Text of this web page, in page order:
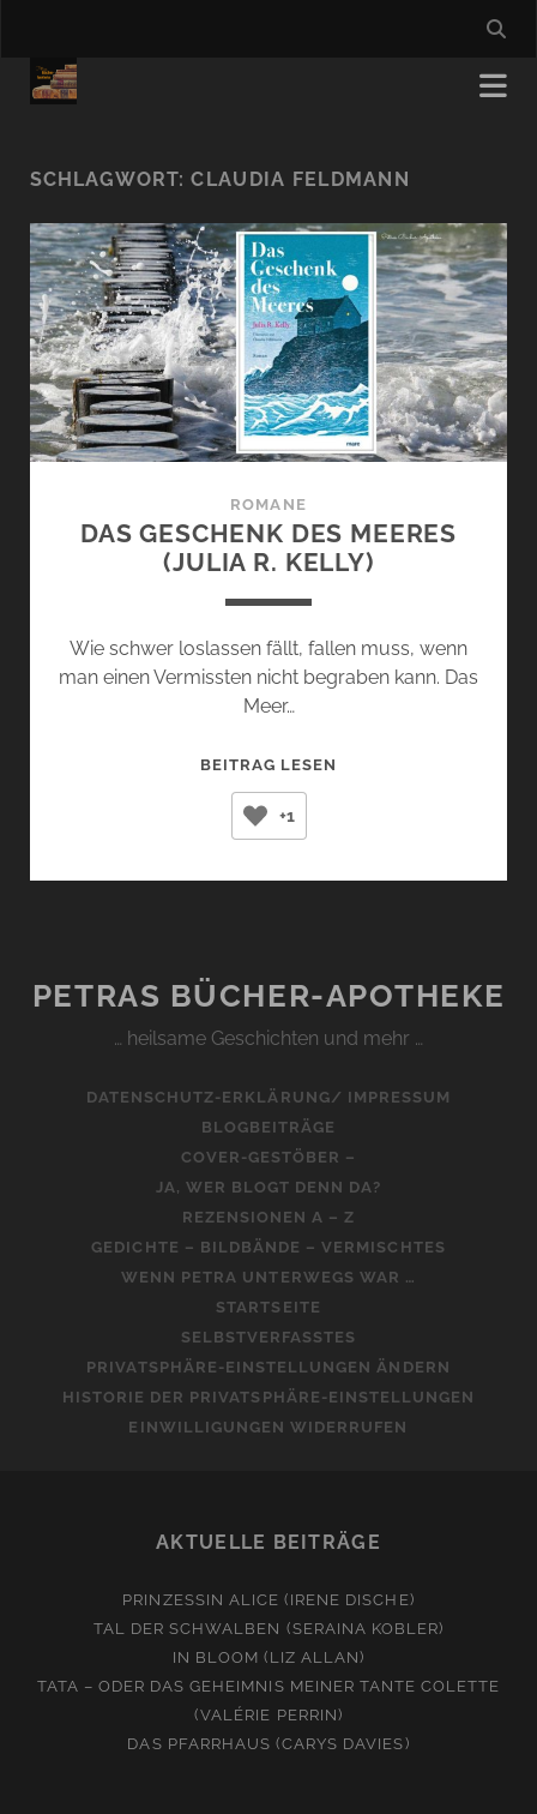
SCHLAGWORT:CLAUDIA FELDMANN
ROMANE
DAS GESCHENK DES MEERES
(JULIA R. KELLY)
Wie schwer loslassen fällt, fallen muss, wenn
man einen Vermissten nicht begraben kann. Das
Meer…
BEITRAG LESEN
(JULIA
+1
PETRAS BÜCHER-APOTHEKE
… heilsame Geschichten und mehr …
DATENSCHUTZ-ERKLÄRUNG/ IMPRESSUM
BLOGBEITRÄGE
COVER-GESTÖBER –
JA, WER BLOGT DENN DA?
REZENSIONEN A – Z
GEDICHTE – BILDBÄNDE – VERMISCHTES
WENN PETRA UNTERWEGS WAR …
STARTSEITE
SELBSTVERFASSTES
PRIVATSPHÄRE-EINSTELLUNGEN ÄNDERN
HISTORIE DER PRIVATSPHÄRE-EINSTELLUNGEN
EINWILLIGUNGEN WIDERRUFEN
AKTUELLE BEITRÄGE
PRINZESSIN ALICE (IRENE DISCHE)
TAL DER SCHWALBEN (SERAINA KOBLER)
IN BLOOM (LIZ ALLAN)
TATA – ODER DAS GEHEIMNIS MEINER TANTE COLETTE
(VALÉRIE PERRIN)
DAS PFARRHAUS (CARYS DAVIES)